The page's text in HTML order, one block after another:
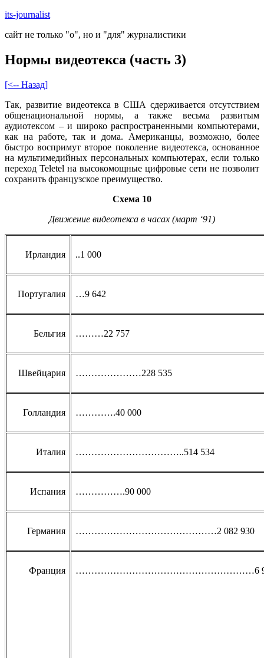
Skip
content
its-journalist
сайт не только "о", но и "для" журналистики
Нормы видеотекса (часть 3)
[<-- Назад]
Так, развитие видеотекса в США сдерживается отсутствием
общенациональной нормы, а также весьма развитым
аудиотексом – и широко распространенными компьютерами,
как на работе, так и дома. Американцы, возможно, более
быстро воспримут второе поколение видеотекса, основанное
на мультимедийных персональных компьютерах, если только
переход Teletel на высокомощные цифровые сети не позволит
сохранить французское преимущество.
Схема 10
Движение видеотекса в часах (март ‘91)
Ирландия ..1 000
Португалия …9 642
Бельгия ………22 757
Швейцария …………………228 535
Голландия ………….40 000
Италия ……………………………..514 534
Испания …………….90 000
Германия ………………………………………2 082 930
Франция …………………………………………………6